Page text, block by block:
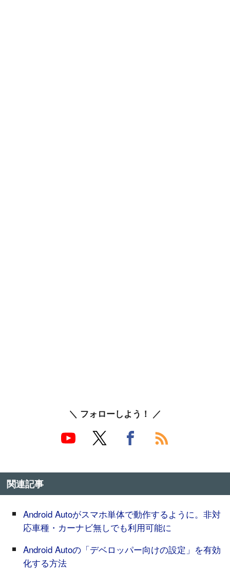
＼ フォローしよう！ ／
関連記事
Android Autoがスマホ単体で動作するように。非対
応車種・カーナビ無しでも利用可能に
Android Autoの「デベロッパー向けの設定」を有効
化する方法